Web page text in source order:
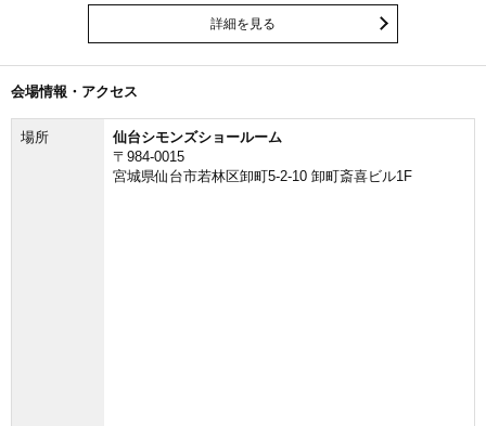
詳細を見る
会場情報・アクセス
場所
仙台シモンズショールーム
〒984-0015
宮城県仙台市若林区卸町5-2-10 卸町斎喜ビル1F